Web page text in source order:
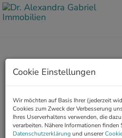
Unser
Cookie Einstellungen
Wir möchten auf Basis Ihrer (jederzeit
Cookies zum Zweck der Verbesserung
Ihres Userverhaltens verwenden, die
verarbeiten. Nähere Informationen finden
Datenschutzerklärungund unserer